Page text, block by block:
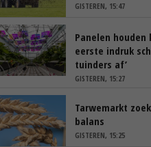
GISTEREN, 15:47
Panelen houden
eerste indruk
tuinders af’
GISTEREN, 15:27
Tarwemarkt
balans
GISTEREN, 15:25